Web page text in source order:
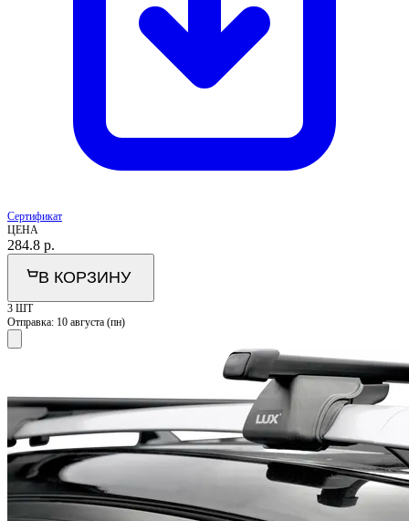
Сертификат
ЦЕНА
284.8 р.
В КОРЗИНУ
3 ШТ
Отправка: 10 августа (пн)